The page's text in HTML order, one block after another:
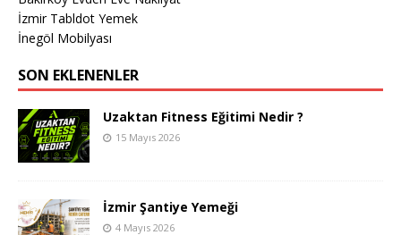
İzmir Tabldot Yemek
İnegöl Mobilyası
SON EKLENENLER
Uzaktan Fitness Eğitimi Nedir ?
15 Mayıs 2026
İzmir Şantiye Yemeği
4 Mayıs 2026